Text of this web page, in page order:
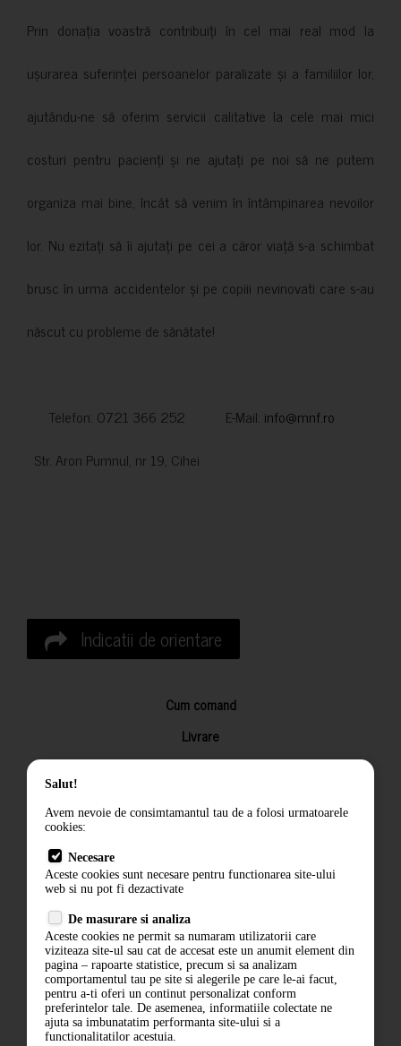
Prin donația voastră contribuiți în cel mai real mod la
ușurarea suferinței persoanelor paralizate și a familiilor lor,
ajutându-ne să oferim servicii calitative la cele mai mici
costuri pentru pacienți și ne ajutați pe noi să ne putem
organiza mai bine, încât să venim în întâmpinarea nevoilor
lor. Nu ezitați să îi ajutați pe cei a căror viață s-a schimbat
brusc în urma accidentelor și pe copiii nevinovati care s-au
născut cu probleme de sănătate!
Telefon: 0721 366 252 E-Mail: info@mnf.ro
Str. Aron Pumnul, nr 19, Cihei
Indicatii de orientare
Cum comand
Livrare
Returnarea produselor
Termeni si conditii
Politica de confidentialitate
ANPC
Salut!
Avem nevoie de consimtamantul tau de a folosi urmatoarele
cookies:
Necesare
Aceste cookies sunt necesare pentru functionarea site-ului
web si nu pot fi dezactivate
De masurare si analiza
Aceste cookies ne permit sa numaram utilizatorii care
viziteaza site-ul sau cat de accesat este un anumit element din
pagina – rapoarte statistice, precum si sa analizam
comportamentul tau pe site si alegerile pe care le-ai facut,
pentru a-ti oferi un continut personalizat conform
preferintelor tale. De asemenea, informatiile colectate ne
ajuta sa imbunatatim performanta site-ului si a
functionalitatilor acestuia.